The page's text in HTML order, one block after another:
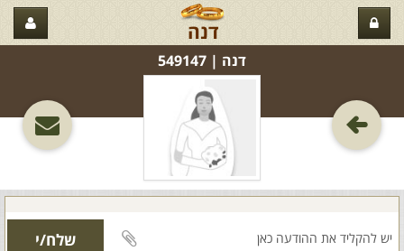
דנה
דנה‏ | 549147